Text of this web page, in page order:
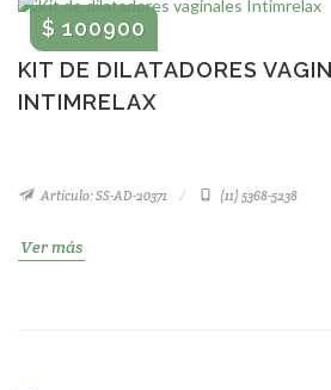
KIT DE DILATADORES
INTIMRELAX
$ 100900
Artículo: SS-AD-20371 (11) 5368-5238
Ver más